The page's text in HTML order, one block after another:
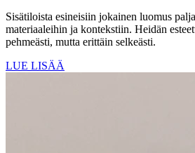
Sisätiloista esineisiin jokainen luomus
materiaaleihin ja kontekstiin. Heidän
pehmeästi, mutta erittäin selkeästi.
LUE LISÄÄ